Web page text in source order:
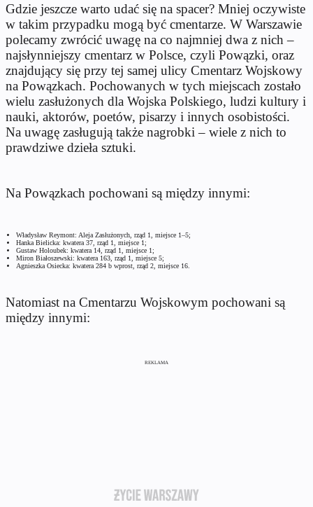
Gdzie jeszcze warto udać się na spacer? Mniej oczywiste
w takim przypadku mogą być cmentarze. W Warszawie
polecamy zwrócić uwagę na co najmniej dwa z nich –
najsłynniejszy cmentarz w Polsce, czyli Powązki, oraz
znajdujący się przy tej samej ulicy Cmentarz Wojskowy
na Powązkach. Pochowanych w tych miejscach zostało
wielu zasłużonych dla Wojska Polskiego, ludzi kultury i
nauki, aktorów, poetów, pisarzy i innych osobistości.
Na uwagę zasługują także nagrobki – wiele z nich to
prawdziwe dzieła sztuki.
Na Powązkach pochowani są między innymi:
Władysław Reymont: Aleja Zasłużonych, rząd 1, miejsce 1–5;
Hanka Bielicka: kwatera 37, rząd 1, miejsce 1;
Gustaw Holoubek: kwatera 14, rząd 1, miejsce 1;
Miron Białoszewski: kwatera 163, rząd 1, miejsce 5;
Agnieszka Osiecka: kwatera 284 b wprost, rząd 2, miejsce 16.
Natomiast na Cmentarzu Wojskowym pochowani są
między innymi:
REKLAMA